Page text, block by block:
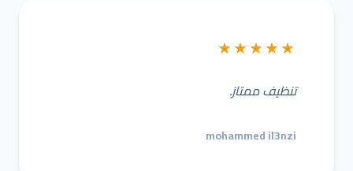
★★★★★
تنظيف ممتاز.
mohammed il3nzi